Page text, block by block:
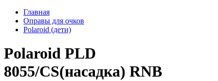
Главная
Оправы для очков
Polaroid (дети)
Polaroid PLD
8055/CS(насадка) RNB